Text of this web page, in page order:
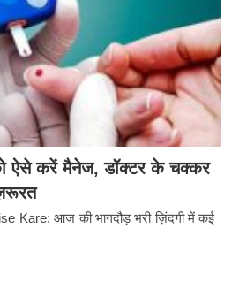
ऐसे करें मैनेज, डॉक्टर के चक्कर
Kare: आज की भागदौड़ भरी ज़िंदगी में कई